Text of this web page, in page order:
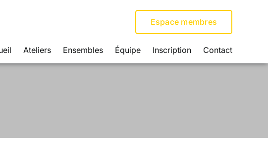
Espace membres
Ateliers Ensembles Équipe Inscription Contact